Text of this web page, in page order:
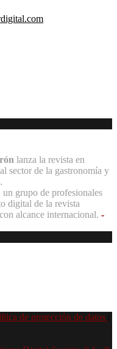
lanza la revista en
sector de la gastronomía y
grupo de profesionales
digital de la revista
alcance internacional. -
de protección de datos